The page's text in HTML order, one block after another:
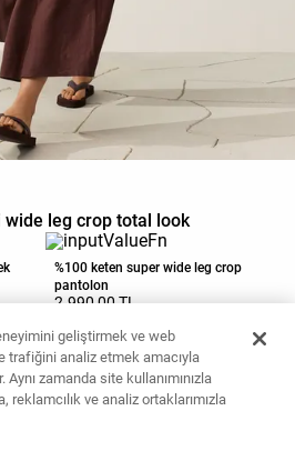
wide leg crop total look
%100 keten super wide leg crop
pantolon
2.990,00 TL
Sepete ekle
geliştirmek ve web
trafiğini analiz etmek amacıyla
zamanda site kullanımınızla
ve analiz ortaklarımızla